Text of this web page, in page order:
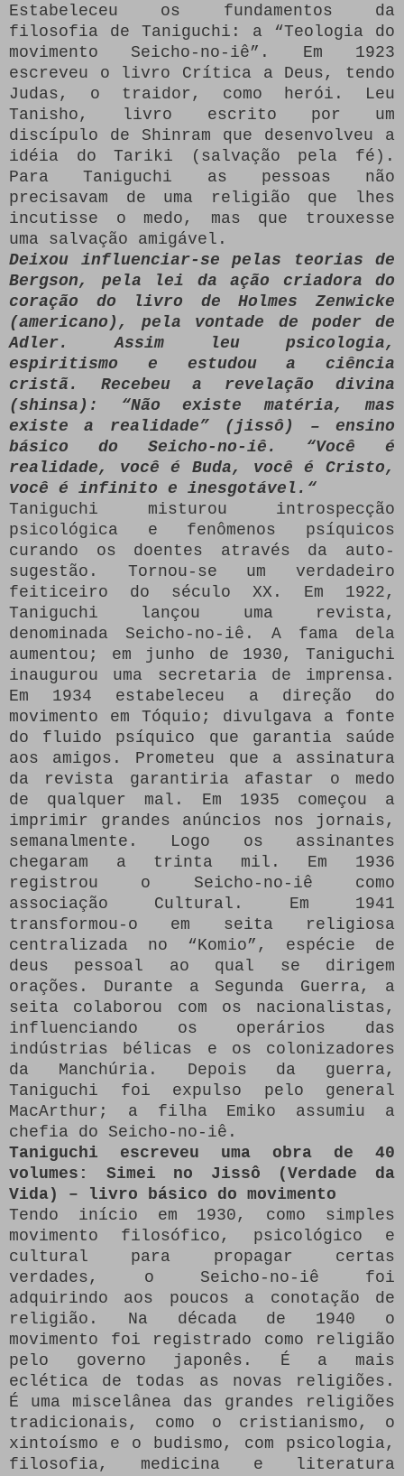
Estabeleceu os fundamentos da
filosofia de Taniguchi: a “Teologia do
movimento Seicho-no-iê”. Em 1923
escreveu o livro Crítica a Deus, tendo
Judas, o traidor, como herói. Leu
Tanisho, livro escrito por um
discípulo de Shinram que desenvolveu a
idéia do Tariki (salvação pela fé).
Para Taniguchi as pessoas não
precisavam de uma religião que lhes
incutisse o medo, mas que trouxesse
uma salvação amigável.
Deixou influenciar-se pelas teorias de
Bergson, pela lei da ação criadora do
coração do livro de Holmes Zenwicke
(americano), pela vontade de poder de
Adler. Assim leu psicologia,
espiritismo e estudou a ciência
cristã. Recebeu a revelação divina
(shinsa): “Não existe matéria, mas
existe a realidade” (jissô) – ensino
básico do Seicho-no-iê. “Você é
realidade, você é Buda, você é Cristo,
você é infinito e inesgotável.“
Taniguchi misturou introspecção
psicológica e fenômenos psíquicos
curando os doentes através da auto-
sugestão. Tornou-se um verdadeiro
feiticeiro do século XX. Em 1922,
Taniguchi lançou uma revista,
denominada Seicho-no-iê. A fama dela
aumentou; em junho de 1930, Taniguchi
inaugurou uma secretaria de imprensa.
Em 1934 estabeleceu a direção do
movimento em Tóquio; divulgava a fonte
do fluido psíquico que garantia saúde
aos amigos. Prometeu que a assinatura
da revista garantiria afastar o medo
de qualquer mal. Em 1935 começou a
imprimir grandes anúncios nos jornais,
semanalmente. Logo os assinantes
chegaram a trinta mil. Em 1936
registrou o Seicho-no-iê como
associação Cultural. Em 1941
transformou-o em seita religiosa
centralizada no “Komio”, espécie de
deus pessoal ao qual se dirigem
orações. Durante a Segunda Guerra, a
seita colaborou com os nacionalistas,
influenciando os operários das
indústrias bélicas e os colonizadores
da Manchúria. Depois da guerra,
Taniguchi foi expulso pelo general
MacArthur; a filha Emiko assumiu a
chefia do Seicho-no-iê.
Taniguchi escreveu uma obra de 40
volumes: Simei no Jissô (Verdade da
Vida) – livro básico do movimento
Tendo início em 1930, como simples
movimento filosófico, psicológico e
cultural para propagar certas
verdades, o Seicho-no-iê foi
adquirindo aos poucos a conotação de
religião. Na década de 1940 o
movimento foi registrado como religião
pelo governo japonês. É a mais
eclética de todas as novas religiões.
É uma miscelânea das grandes religiões
tradicionais, como o cristianismo, o
xintoísmo e o budismo, com psicologia,
filosofia, medicina e literatura